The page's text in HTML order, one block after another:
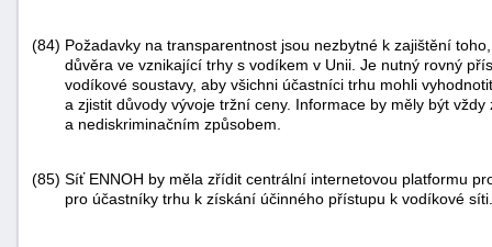
(84) Požadavky na transparentnost jsou nezbytné k zajištění
důvěra ve vznikající trhy s vodíkem v Unii. Je nutný rovný
vodíkové soustavy, aby všichni účastníci trhu mohli
a zjistit důvody vývoje tržní ceny. Informace by měly být
a nediskriminačním způsobem.
(85) Síť ENNOH by měla zřídit centrální internetovou platformu
pro účastníky trhu k získání účinného přístupu k vodíkové síti.